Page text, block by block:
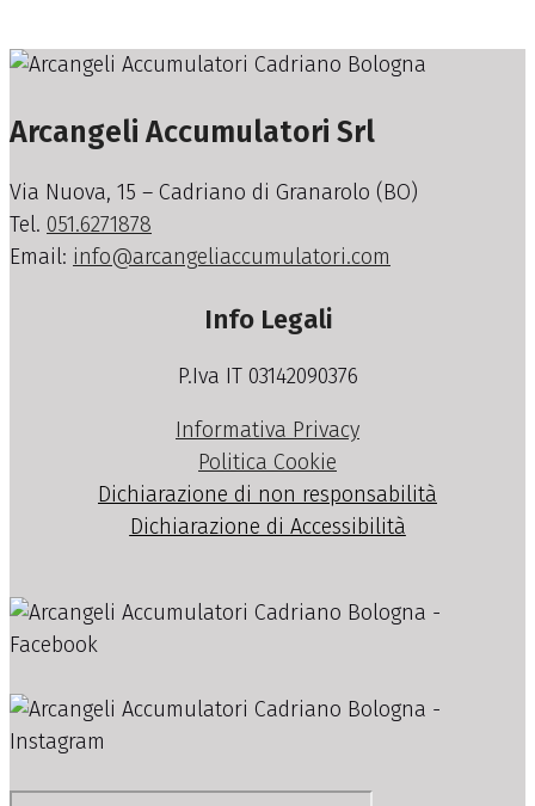
Arcangeli Accumulatori Srl
Via Nuova, 15 – Cadriano di Granarolo (BO)
Tel. 051.6271878
Email: info@arcangeliaccumulatori.com
Info Legali
P.Iva IT 03142090376
Informativa Privacy
Politica Cookie
Dichiarazione di non responsabilità
Dichiarazione di Accessibilità